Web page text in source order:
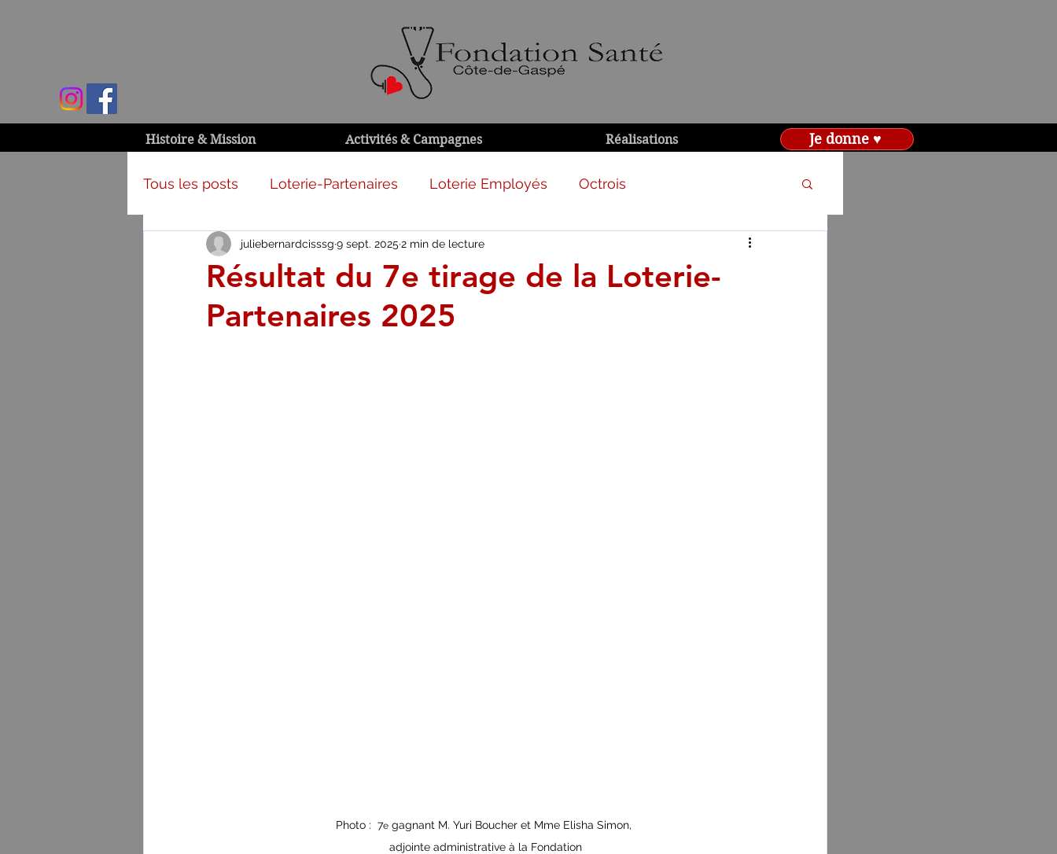
Histoire & Mission Activités & Campagnes Réalisations Je donne ♥
Tous les posts Loterie-Partenaires Loterie Employés Octrois
Activités et campagnes
Résultat du 7e tirage de la Loterie-
Partenaires 2025
juliebernardcisssg 9 sept. 2025 2 min de lecture
Photo :  7e gagnant M. Yuri Boucher et Mme Elisha Simon,
adjointe administrative à la Fondation